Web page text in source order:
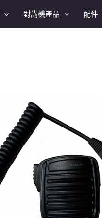
對講機產品 配件